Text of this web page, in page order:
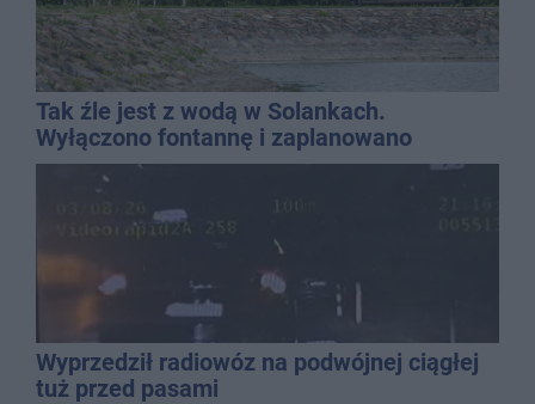
Tak źle jest z wodą w Solankach.
Wyłączono fontannę i zaplanowano
dolewkę
Wyprzedził radiowóz na podwójnej ciągłej
tuż przed pasami